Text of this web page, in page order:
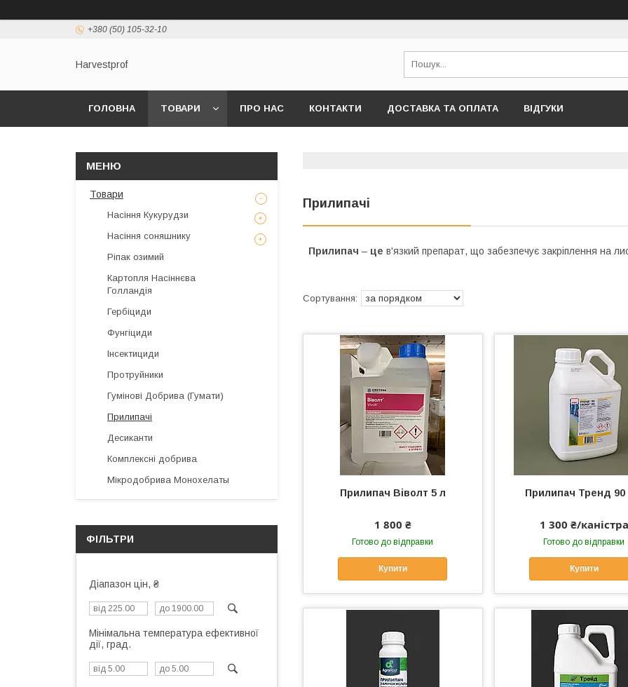
+380 (50) 105-32-10
Harvestprof
ГОЛОВНА ТОВАРИ ПРО НАС КОНТАКТИ ДОСТАВКА ТА ОПЛАТА ВІДГУКИ
Прилипачі
Прилипач – це в'язкий препарат, що забезпечує закріплення на
Прилипач Віволт 5 л
1 800 ₴
Готово до відправки
Купити
Прилипач Тренд 90
1 300 ₴/каністра
Готово до відправки
Купити
Товари
Насіння Кукурудзи
Насіння соняшнику
Ріпак озимий
Картопля Насіннєва
Голландія
Гербіциди
Фунгіциди
Інсектициди
Протруйники
Гумінові Добрива (Гумати)
Прилипачі
Десиканти
Комплексні добрива
Мікродобрива Монохелаты
ФІЛЬТРИ
Діапазон цін, ₴
Мінімальна температура ефективної
дії, град.